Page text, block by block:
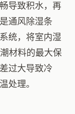
导致积水，再
通风除湿条
统，将室内湿
材料的最大保
过大导致冷
处理。